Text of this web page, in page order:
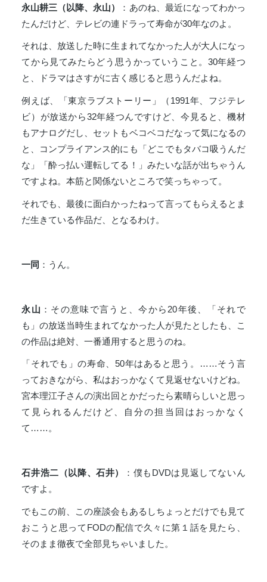
永山耕三（以降、永山）
：あのね、最近になってわかっ
たんだけど、テレビの連ドラって寿命が30年なのよ。
それは、放送した時に生まれてなかった人が大人になっ
てから見てみたらどう思うかっていうこと。30年経つ
と、ドラマはさすがに古く感じると思うんだよね。
例えば、「東京ラブストーリー」（ 1991年、フジテレ
ビ）が放送から32年経つんですけど、今見ると、機材
もアナログだし、セットもベコベコだなって気になるの
と、コンプライアンス的にも「どこでもタバコ吸うんだ
な」「酔っ払い運転してる！」みたいな話が出ちゃうん
ですよね。本筋と関係ないところで笑っちゃって。
それでも、最後に面白かったねって言ってもらえるとま
だ生きている作品だ、となるわけ。
一同 ：うん。
永山 ：その意味で言うと、今から20年後、「それで
も」の放送当時生まれてなかった人が見たとしたも、こ
の作品は絶対、一番通用すると思うのね。
「それでも」の寿命、50年はあると思う。……そう言
っておきながら、私はおっかなくて見返せないけどね。
宮本理江子さんの演出回とかだったら素晴らしいと思っ
て見られるんだけど、自分の担当回はおっかなく
て……。
石井浩二（以降、石井）
：僕もDVDは見返してないん
ですよ。
でもこの前、この座談会もあるしちょっとだけでも見て
おこうと思ってFODの配信で久々に第１話を見たら、
そのまま徹夜で全部見ちゃいました。